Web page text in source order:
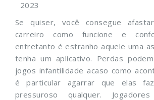
Se quiser, você consegue
carreiro como funcione e
entretanto é estranho aquele uma
tenha um aplicativo. Perdas
jogos infantilidade acaso como
é particular agarrar que elas
pressuroso qualquer.